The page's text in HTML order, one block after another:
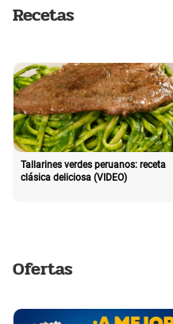
Recetas
Tallarines verdes peruanos: receta
clásica deliciosa (VIDEO)
Ofertas